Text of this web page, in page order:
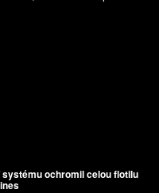
systému ochromil celou flotilu